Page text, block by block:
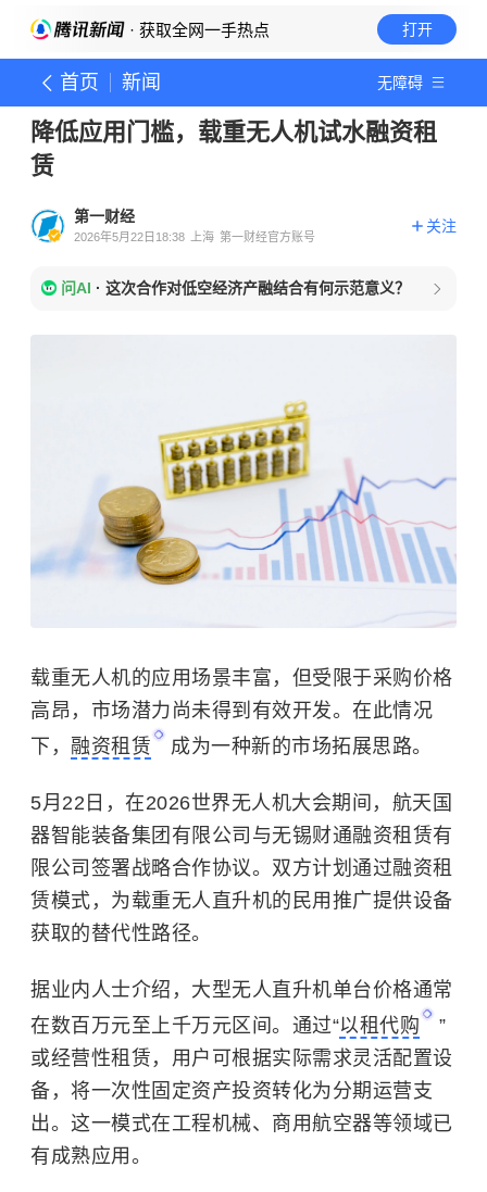
· 获取全网一手热点 打开
首页 新闻 无障碍
降低应用门槛，载重无人机试水融资租
赁
第一财经
2026年5月22日18:38 上海 第一财经官方账号
关注
问AI · 这次合作对低空经济产融结合有何示范意义？
载重无人机的应用场景丰富，但受限于采购价格
高昂，市场潜力尚未得到有效开发。在此情况
下， 融资租赁 成为一种新的市场拓展思路。
5月22日，在2026世界无人机大会期间，航天国
器智能装备集团有限公司与无锡财通融资租赁有
限公司签署战略合作协议。双方计划通过融资租
赁模式，为载重无人直升机的民用推广提供设备
获取的替代性路径。
据业内人士介绍，大型无人直升机单台价格通常
在数百万元至上千万元区间。通过“以租代购
”
或经营性租赁，用户可根据实际需求灵活配置设
备，将一次性固定资产投资转化为分期运营支
出。这一模式在工程机械、商用航空器等领域已
有成熟应用。